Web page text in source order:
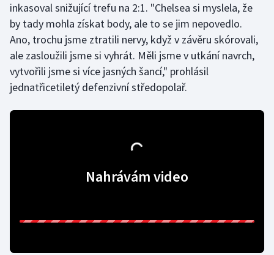
Motorsport
Olympijské hry
Parasport
inkasoval snižující trefu na 2:1. "Chelsea si myslela, že
by tady mohla získat body, ale to se jim nepovedlo.
Ano, trochu jsme ztratili nervy, když v závěru skórovali,
ale zasloužili jsme si vyhrát. Měli jsme v utkání navrch,
vytvořili jsme si více jasných šancí," prohlásil
jednatřicetiletý defenzivní středopolař.
Nahrávám video